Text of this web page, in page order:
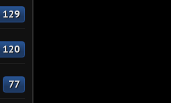
129
120
77